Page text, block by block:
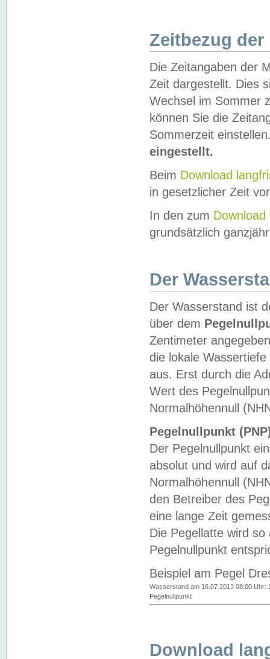
Zeitbezug der
Die Zeitangaben der
Zeit dargestellt. Dies
Wechsel im Sommer
können Sie die
Sommerzeit
eingestellt.
Beim Download
in gesetzlicher Zeit
In den zum Download
grundsätzlich
Der
Der Wasserstand ist
über dem
Zentimeter
die lokale
aus. Erst durch die
Wert des
Normalhöhennull
Pegelnullpunkt
Der Pegelnullpunkt
absolut und wird auf
Normalhöhennull
den Betreiber des
eine lange Zeit
Die Pegellatte wird
Pegelnullpunkt
Beispiel am Pegel
Wasserstand am 16.07.2013 08:00 Uhr:
Pegelnullpunkt
Download